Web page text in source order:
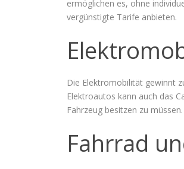
ermöglichen es, ohne
vergünstigte Tarife anbieten.
Die Elektromobilität gewinnt
Elektroautos kann auch das
Fahrzeug besitzen zu müssen.
Fahrrad